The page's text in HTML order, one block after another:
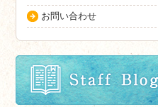
お問い合わせ